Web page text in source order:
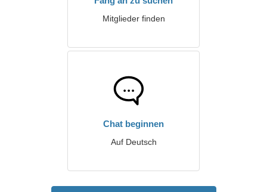
Mitglieder finden
Chat beginnen
Auf Deutsch